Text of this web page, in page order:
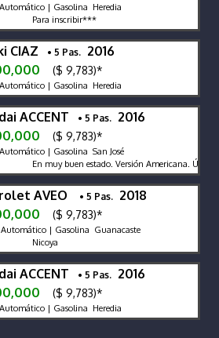
| Gasolina Heredia
Para inscribir***
CIAZ • 5 Pas. 2016
($ 9,783)*
| Gasolina Heredia
ACCENT • 5 Pas. 2016
($ 9,783)*
| Gasolina San José
En muy buen estado. Versión Americana. Único
AVEO • 5 Pas. 2018
($ 9,783)*
| Gasolina Guanacaste
Nicoya
ACCENT • 5 Pas. 2016
($ 9,783)*
| Gasolina Heredia